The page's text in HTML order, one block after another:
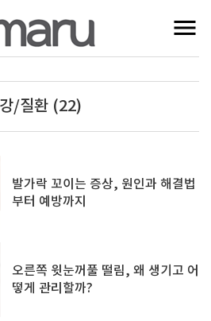
/질환 (22)
발가락 꼬이는 증상, 원인과 해결법
부터 예방까지
오른쪽 윗눈꺼풀 떨림, 왜 생기고 어
떻게 관리할까?